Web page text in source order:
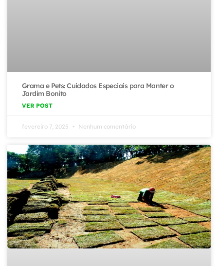
Grama e Pets: Cuidados Especiais para Manter o
Jardim Bonito
VER POST
fevereiro 7, 2025 Nenhum comentário